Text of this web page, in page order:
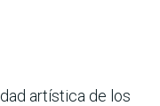
artística de los